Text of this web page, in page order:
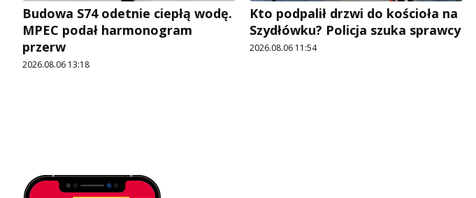
Budowa S74 odetnie ciepłą wodę.
MPEC podał harmonogram
przerw
2026.08.06 13:18
Kto podpalił drzwi do kościoła na
Szydłówku? Policja szuka sprawcy
2026.08.06 11:54